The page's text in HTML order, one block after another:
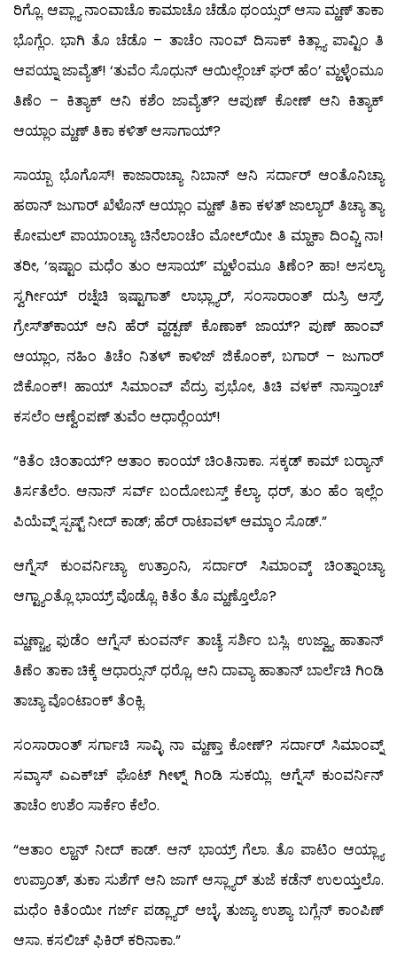
ರಿಗ್ಲೊ. ಆಪ್ಲ್ಯಾ ನಾಂವಾಚೊ ಕಾಮಾಚೊ ಚೆಡೊ ಥಂಯ್ಸರ್ ಆಸಾ ಮ್ಹಣ್ ತಾಕಾ
ಭೊಗ್ಲೆಂ. ಭಾಗಿ ತೊ ಚೆಡೊ – ತಾಚೆಂ ನಾಂವ್ ದಿಸಾಕ್ ಕಿತ್ಲ್ಯಾ ಪಾವ್ಟಿಂ ತಿ
ಆಪಯ್ನಾ ಜಾವ್ಯೆತ್! ‘ತುವೆಂ ಸೊಧುನ್ ಆಯಿಲ್ಲೆಂಚ್ ಘರ್ ಹೆಂ’ ಮ್ಹಳ್ಳೆಂಮೂ
ತಿಣೆಂ – ಕಿತ್ಯಾಕ್ ಆನಿ ಕಶೆಂ ಜಾವ್ಯೆತ್? ಆಪುಣ್ ಕೋಣ್ ಆನಿ ಕಿತ್ಯಾಕ್
ಆಯ್ಲಾಂ ಮ್ಹಣ್ ತಿಕಾ ಕಳಿತ್ ಆಸಾಗಾಯ್?
ಸಾಯ್ಬಾ ಭೊಗೊಸ್! ಕಾಜಾರಾಚ್ಯಾ ನಿಬಾನ್ ಆನಿ ಸರ್ದಾರ್ ಆಂತೊನಿಚ್ಯಾ
ಹಠಾನ್ ಜುಗಾರ್ ಖೆಳೊನ್ ಆಯ್ಲಾಂ ಮ್ಹಣ್ ತಿಕಾ ಕಳತ್ ಜಾಲ್ಯಾರ್ ತಿಚ್ಯಾ ತ್ಯಾ
ಕೋಮಲ್ ಪಾಯಾಂಚ್ಯಾ ಚಿನೆಲಾಂಚೆಂ ಮೋಲ್‍ಯೀ ತಿ ಮ್ಹಾಕಾ ದಿಂವ್ಚಿ ನಾ!
ತರೀ, ‘ಇಷ್ಟಾಂ ಮಧೆಂ ತುಂ ಆಸಾಯ್’ ಮ್ಹಳೆಂಮೂ ತಿಣೆಂ? ಹಾ! ಅಸಲ್ಯಾ
ಸ್ವರ್ಗೀಯ್ ರಚ್ನೆಚಿ ಇಷ್ಟಾಗಾತ್ ಲಾಭ್ಲ್ಯಾರ್, ಸಂಸಾರಾಂತ್ ದುಸ್ರಿ ಆಸ್ತ್,
ಗ್ರೇಸ್ತ್‍ಕಾಯ್ ಆನಿ ಹೆರ್ ವ್ಹಡ್ಪಣ್ ಕೊಣಾಕ್ ಜಾಯ್? ಪುಣ್ ಹಾಂವ್
ಆಯ್ಲಾಂ, ನಹಿಂ ತಿಚೆಂ ನಿತಳ್ ಕಾಳಿಜ್ ಜಿಕೊಂಕ್, ಬಗಾರ್ – ಜುಗಾರ್
ಜಿಕೊಂಕ್! ಹಾಯ್ ಸಿಮಾಂವ್ ಪೆದ್ರು ಪ್ರಭೋ, ತಿಚಿ ವಳಕ್ ನಾಸ್ತಾಂಚ್
ಕಸಲೆಂ ಆಣ್ವೆಂಪಣ್ ತುವೆಂ ಆಧಾರ್‍ಲೆಂಯ್!
“ಕಿತೆಂ ಚಿಂತಾಯ್? ಆತಾಂ ಕಾಂಯ್ ಚಿಂತಿನಾಕಾ. ಸಕ್ಕಡ್ ಕಾಮ್ ಬರ್‍ಯಾನ್
ತಿರ್ಸತೆಲೆಂ. ಆನಾನ್ ಸರ್ವ್ ಬಂದೋಬಸ್ತ್ ಕೆಲ್ಯಾ. ಧರ್, ತುಂ ಹೆಂ ಇಲ್ಲೆಂ
ಪಿಯೆವ್ನ್ ಸ್ಪಷ್ಟ್ ನೀದ್ ಕಾಡ್; ಹೆರ್ ರಾಟಾವಳ್ ಆಮ್ಕಾಂ ಸೊಡ್.”
ಆಗ್ನೆಸ್ ಕುಂವರ್ನಿಚ್ಯಾ ಉತ್ರಾಂನಿ, ಸರ್ದಾರ್ ಸಿಮಾಂವ್ಕ್ ಚಿಂತ್ನಾಂಚ್ಯಾ
ಆಗ್ಟ್ಯಾಂತ್ಲೊ ಭಾಯ್ರ್ ವೊಡ್ಲೊ. ಕಿತೆಂ ತೊ ಮ್ಹಣ್ತೊಲೊ?
ಮ್ಹಣ್ಚ್ಯಾ ಫುಡೆಂ ಆಗ್ನೆಸ್ ಕುಂವರ್ನ್ ತಾಚ್ಯೆ ಸರ್ಶಿಂ ಬಸ್ಲಿ. ಉಜ್ವ್ಯಾ ಹಾತಾನ್
ತಿಣೆಂ ತಾಕಾ ಚಿಕ್ಕೆ ಆಧಾರ್‍ಸುನ್ ಧರ್‍ಲೊ, ಆನಿ ದಾವ್ಯಾ ಹಾತಾನ್ ಬಾರ್ಲೆಚಿ ಗಿಂಡಿ
ತಾಚ್ಯಾ ವೊಂಟಾಂಕ್ ತೆಂಕ್ಲಿ.
ಸಂಸಾರಾಂತ್ ಸರ್ಗಾಚಿ ಸಾವ್ಳಿ ನಾ ಮ್ಹಣ್ತಾ ಕೋಣ್? ಸರ್ದಾರ್ ಸಿಮಾಂವ್ನ್
ಸವ್ಕಾಸ್ ಎಎಕ್‍ಚ್ ಘೊಟ್ ಗೀಳ್ನ್ ಗಿಂಡಿ ಸುಕಯ್ಲಿ. ಆಗ್ನೆಸ್ ಕುಂವರ್ನಿನ್
ತಾಚೆಂ ಉಶೆಂ ಸಾರ್ಕೆಂ ಕೆಲೆಂ.
“ಆತಾಂ ಲ್ಹಾನ್ ನೀದ್ ಕಾಡ್. ಆನ್ ಭಾಯ್ರ್ ಗೆಲಾ. ತೊ ಪಾಟಿಂ ಆಯ್ಲ್ಯಾ
ಉಪ್ರಾಂತ್, ತುಕಾ ಸುಶೆಗ್ ಆನಿ ಜಾಗ್ ಆಸ್ಲ್ಯಾರ್ ತುಜೆ ಕಡೆನ್ ಉಲಯ್ತಲೊ.
ಮಧೆಂ ಕಿತೆಂಯೀ ಗರ್ಜ್ ಪಡ್ಲ್ಯಾರ್ ಆಬ್ಳೆ, ತುಜ್ಯಾ ಉಶ್ಯಾ ಬಗ್ಲೆನ್ ಕಾಂಪಿಣ್
ಆಸಾ. ಕಸಲಿಚ್ ಫಿಕಿರ್ ಕರಿನಾಕಾ.”